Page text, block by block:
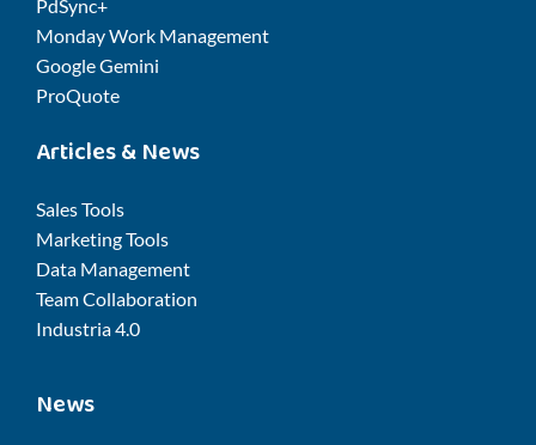
PdSync+
Monday Work Management
Google Gemini
ProQuote
Articles & News
Sales Tools
Marketing Tools
Data Management
Team Collaboration
Industria 4.0
News